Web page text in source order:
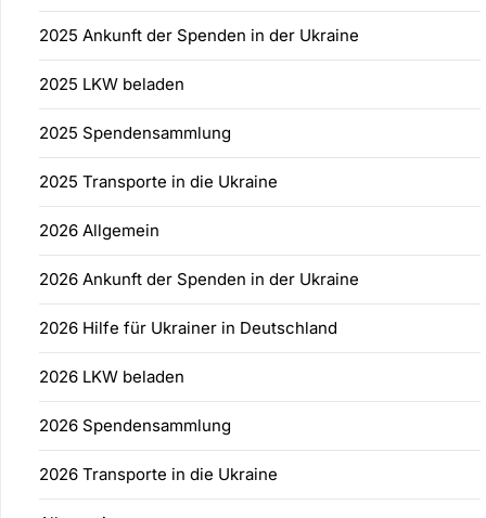
2025 Ankunft der Spenden in der Ukraine
2025 LKW beladen
2025 Spendensammlung
2025 Transporte in die Ukraine
2026 Allgemein
2026 Ankunft der Spenden in der Ukraine
2026 Hilfe für Ukrainer in Deutschland
2026 LKW beladen
2026 Spendensammlung
2026 Transporte in die Ukraine